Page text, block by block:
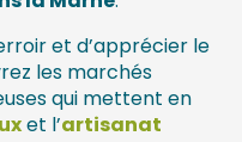
et d’apprécier le
les marchés
qui mettent en
et l’artisanat